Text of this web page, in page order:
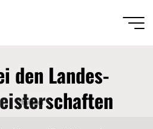
1889 Hannover
den Landes-
Start Schwimmen